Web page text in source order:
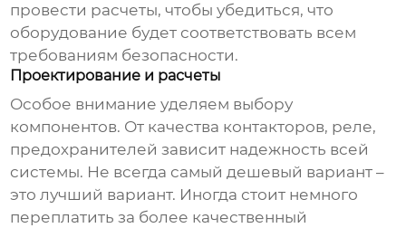
провести расчеты, чтобы убедиться, что
оборудование будет соответствовать всем
требованиям безопасности.
Проектирование и расчеты
Особое внимание уделяем выбору
компонентов. От качества контакторов, реле,
предохранителей зависит надежность всей
системы. Не всегда самый дешевый вариант –
это лучший вариант. Иногда стоит немного
переплатить за более качественный